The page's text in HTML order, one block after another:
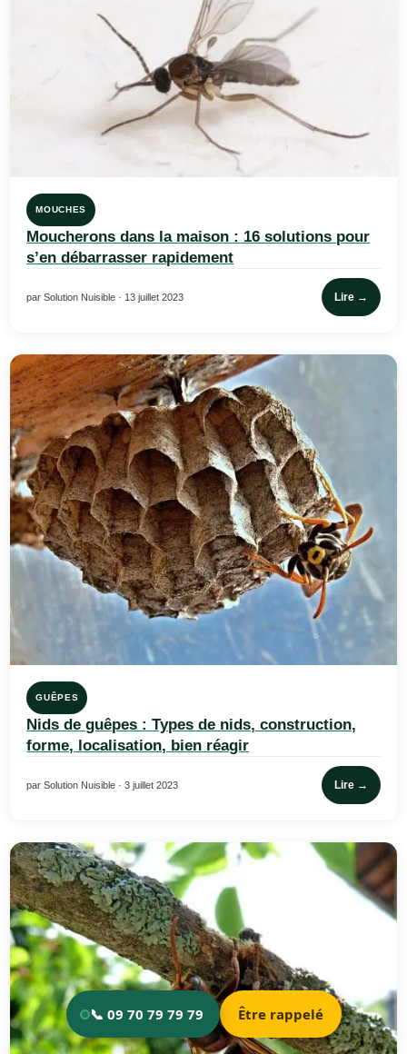
MOUCHES
Moucherons dans la maison : 16 solutions pour
s’en débarrasser rapidement
par Solution Nuisible · 13 juillet 2023 Lire →
GUÊPES
Nids de guêpes : Types de nids, construction,
forme, localisation, bien réagir
par Solution Nuisible · 3 juillet 2023 Lire →